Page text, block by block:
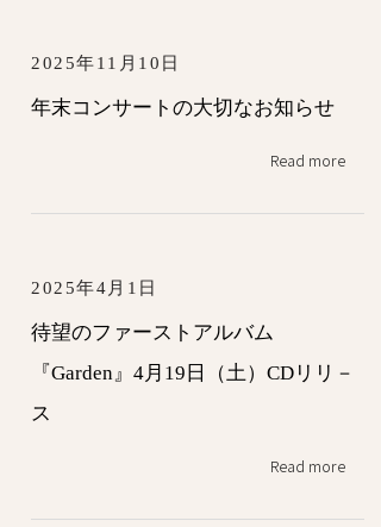
2025年11月10日
年末コンサートの大切なお知らせ
Read more
2025年4月1日
待望のファーストアルバム
『Garden』4月19日（土）CDリリ－
ス
Read more